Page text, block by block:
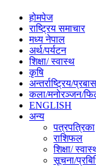
होमपेज
राष्ट्रिय समाचार
मध्य नेपाल
अर्थ/पर्यटन
शिक्षा/ स्वास्थ
कृषि
अन्तर्राष्ट्रिय/प्रबास
कला/मनोरञ्जन/
ENGLISH
अन्य
पत्रपत्रिका
राशिफल
शिक्षा/
सूचना/